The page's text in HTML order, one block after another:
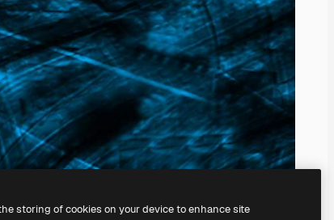
storing of cookies on your device to enhance site